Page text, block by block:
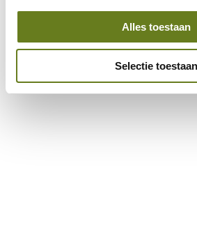
Alles toestaan
Selectie toestaan